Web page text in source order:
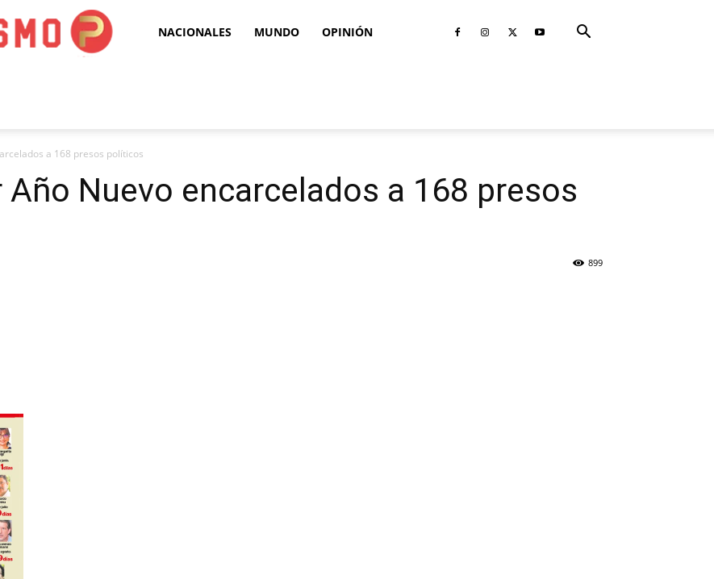
Puro NACIONALES MUNDO OPINIÓN
a 168 presos políticos
Nuevo encarcelados a 168 presos
899